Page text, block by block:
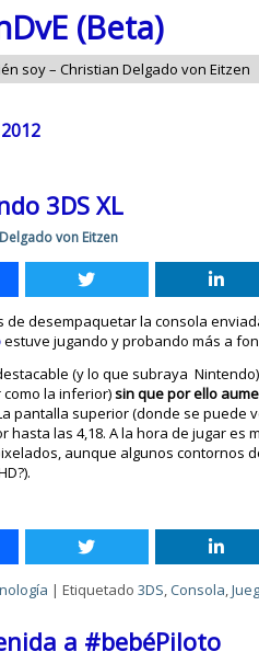
(Beta)
soy – Christian Delgado von Eitzen
3DS XL
von Eitzen
de desempaquetar la consola
estuve jugando y probando más a
(y lo que subraya
como la inferior)sin que por ello
pantalla superior (donde se puede
hasta las 4,18. A la hora de jugar es
aunque algunos contornos
|Etiquetado 3DS,Consola,
a #bebéPiloto